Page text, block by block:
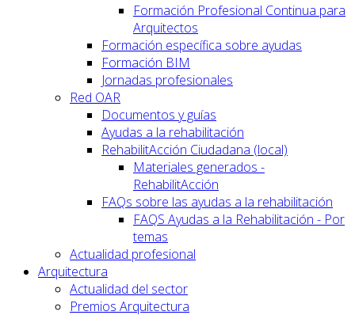
Formación Profesional Continua para
Arquitectos
Formación específica sobre ayudas
Formación BIM
Jornadas profesionales
Red OAR
Documentos y guías
Ayudas a la rehabilitación
RehabilitAcción Ciudadana (local)
Materiales generados -
RehabilitAcción
FAQs sobre las ayudas a la rehabilitación
FAQS Ayudas a la Rehabilitación - Por
temas
Actualidad profesional
Arquitectura
Actualidad del sector
Premios Arquitectura